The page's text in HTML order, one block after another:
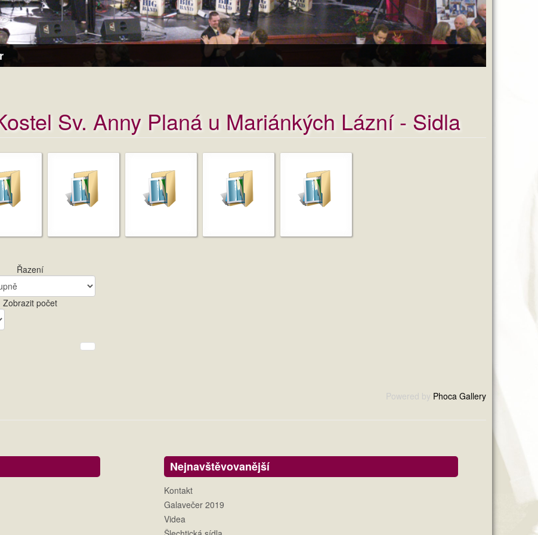
Sv. Anny Planá u Mariánkých Lázní - Sidla
Řazení
Zobrazit počet
Powered by Phoca Gallery
Nejnavštěvovanější
Kontakt
Galavečer 2019
Videa